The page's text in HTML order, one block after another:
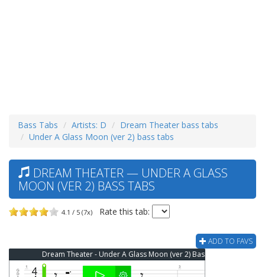
Bass Tabs Artists: D
Dream Theater bass tabs
Under A Glass Moon (ver 2) bass tabs
DREAM THEATER — UNDER A GLASS
MOON (VER 2) BASS TABS
4.1 / 5 (7x) Rate this tab:
ADD TO FAVS
Dream Theater - Under A Glass Moon (ver 2) Bass Tab